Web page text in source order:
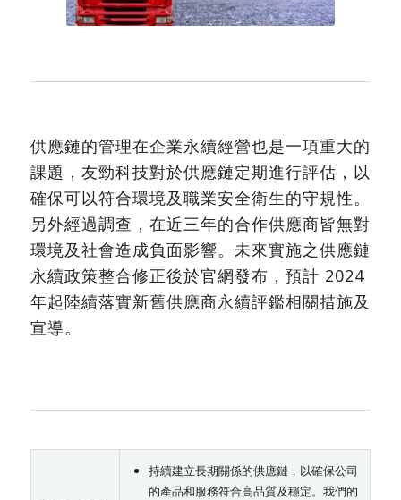
供應鏈的管理在企業永續經營也是一項重大的
課題，友勁科技對於供應鏈定期進行評估，以
確保可以符合環境及職業安全衛生的守規性。
另外經過調查，在近三年的合作供應商皆無對
環境及社會造成負面影響。未來實施之供應鏈
永續政策整合修正後於官網發布，預計 2024
年起陸續落實新舊供應商永續評鑑相關措施及
宣導。
持續建立長期關係的供應鏈，以確保公司
的產品和服務符合高品質及穩定。我們的